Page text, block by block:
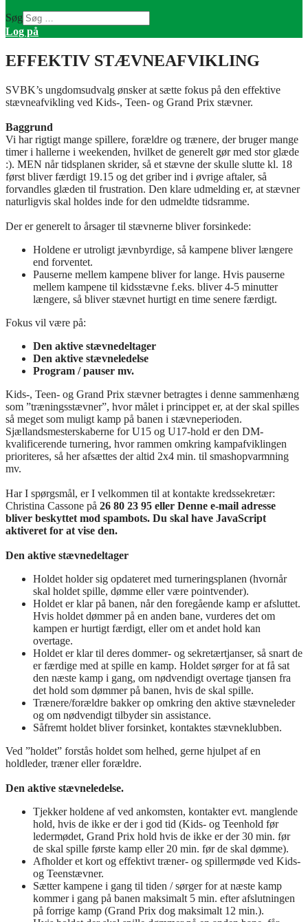
Søg
Log på
EFFEKTIV STÆVNEAFVIKLING
SVBK’s ungdomsudvalg ønsker at sætte fokus på den effektive
stævneafvikling ved Kids-, Teen- og Grand Prix stævner.
Baggrund
Vi har rigtigt mange spillere, forældre og trænere, der bruger mange
timer i hallerne i weekenden, hvilket de generelt gør med stor glæde
:). MEN når tidsplanen skrider, så et stævne der skulle slutte kl. 18
først bliver færdigt 19.15 og det griber ind i øvrige aftaler, så
forvandles glæden til frustration. Den klare udmelding er, at stævner
naturligvis skal holdes inde for den udmeldte tidsramme.
Der er generelt to årsager til stævnerne bliver forsinkede:
Holdene er utroligt jævnbyrdige, så kampene bliver længere
end forventet.
Pauserne mellem kampene bliver for lange. Hvis pauserne
mellem kampene til kidsstævne f.eks. bliver 4-5 minutter
længere, så bliver stævnet hurtigt en time senere færdigt.
Fokus vil være på:
Den aktive stævnedeltager
Den aktive stævneledelse
Program / pauser mv.
Kids-, Teen- og Grand Prix stævner betragtes i denne sammenhæng
som ”træningsstævner”, hvor målet i princippet er, at der skal spilles
så meget som muligt kamp på banen i stævneperioden.
Sjællandsmesterskaberne for U15 og U17-hold er den DM-
kvalificerende turnering, hvor rammen omkring kampafviklingen
prioriteres, så her afsættes der altid 2x4 min. til smashopvarmning
mv.
Har I spørgsmål, er I velkommen til at kontakte kredssekretær:
Christina Cassone på 26 80 23 95 eller Denne e-mail adresse
bliver beskyttet mod spambots. Du skal have JavaScript
aktiveret for at vise den.
Den aktive stævnedeltager
Holdet holder sig opdateret med turneringsplanen (hvornår
skal holdet spille, dømme eller være pointvender).
Holdet er klar på banen, når den foregående kamp er afsluttet.
Hvis holdet dømmer på en anden bane, vurderes det om
kampen er hurtigt færdigt, eller om et andet hold kan
overtage.
Holdet er klar til deres dommer- og sekretærtjanser, så snart de
er færdige med at spille en kamp. Holdet sørger for at få sat
den næste kamp i gang, om nødvendigt overtage tjansen fra
det hold som dømmer på banen, hvis de skal spille.
Trænere/forældre bakker op omkring den aktive stævneleder
og om nødvendigt tilbyder sin assistance.
Såfremt holdet bliver forsinket, kontaktes stævneklubben.
Ved ”holdet” forstås holdet som helhed, gerne hjulpet af en
holdleder, træner eller forældre.
Den aktive stævneledelse.
Tjekker holdene af ved ankomsten, kontakter evt. manglende
hold, hvis de ikke er der i god tid (Kids- og Teenhold før
ledermødet, Grand Prix hold hvis de ikke er der 30 min. før
de skal spille første kamp eller 20 min. før de skal dømme).
Afholder et kort og effektivt træner- og spillermøde ved Kids-
og Teenstævner.
Sætter kampene i gang til tiden / sørger for at næste kamp
kommer i gang på banen maksimalt 5 min. efter afslutningen
på forrige kamp (Grand Prix dog maksimalt 12 min.).